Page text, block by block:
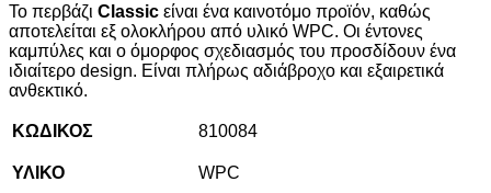
Το περβάζι Classic είναι ένα καινοτόμο προϊόν, καθώς
αποτελείται εξ ολοκλήρου από υλικό WPC. Οι έντονες
καμπύλες και ο όμορφος σχεδιασμός του προσδίδουν ένα
ιδιαίτερο design. Είναι πλήρως αδιάβροχο και εξαιρετικά
ανθεκτικό.
ΚΩΔΙΚΟΣ 810084
ΥΛΙΚΟ WPC